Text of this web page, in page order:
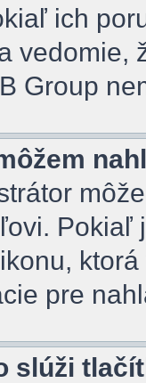
ich
vedomie,
Group
Pokiaľ
pre
slúži